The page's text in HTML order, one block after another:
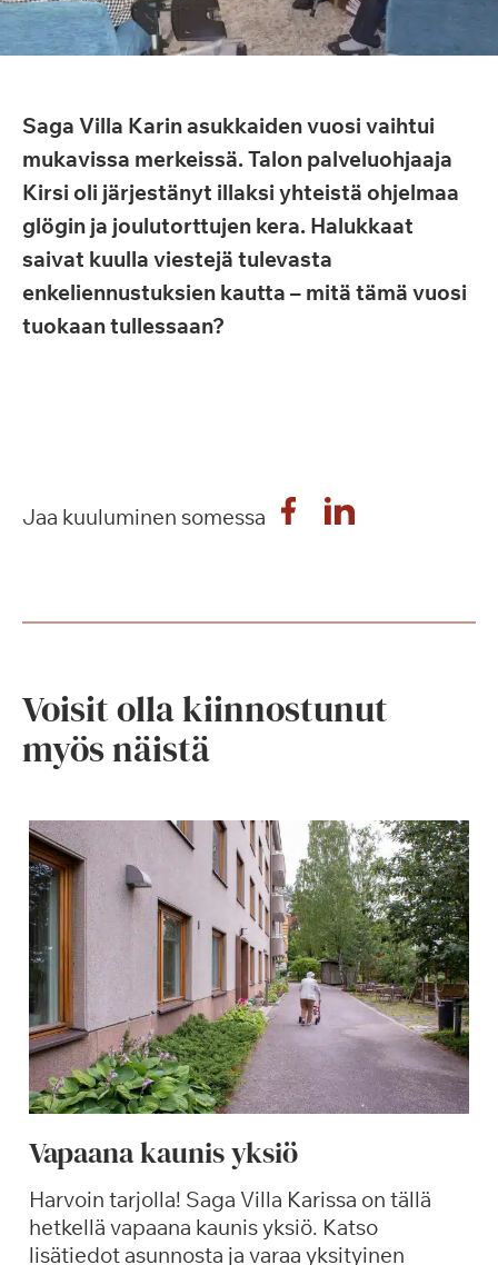
Saga Villa Karin asukkaiden vuosi vaihtui
mukavissa merkeissä. Talon palveluohjaaja
Kirsi oli järjestänyt illaksi yhteistä ohjelmaa
glögin ja joulutorttujen kera. Halukkaat
saivat kuulla viestejä tulevasta
enkeliennustuksien kautta – mitä tämä vuosi
tuokaan tullessaan?
Jaa kuuluminen somessa
Voisit olla kiinnostunut
myös näistä
Vapaana kaunis yksiö
Harvoin tarjolla! Saga Villa Karissa on tällä
hetkellä vapaana kaunis yksiö. Katso
lisätiedot asunnosta ja varaa yksityinen